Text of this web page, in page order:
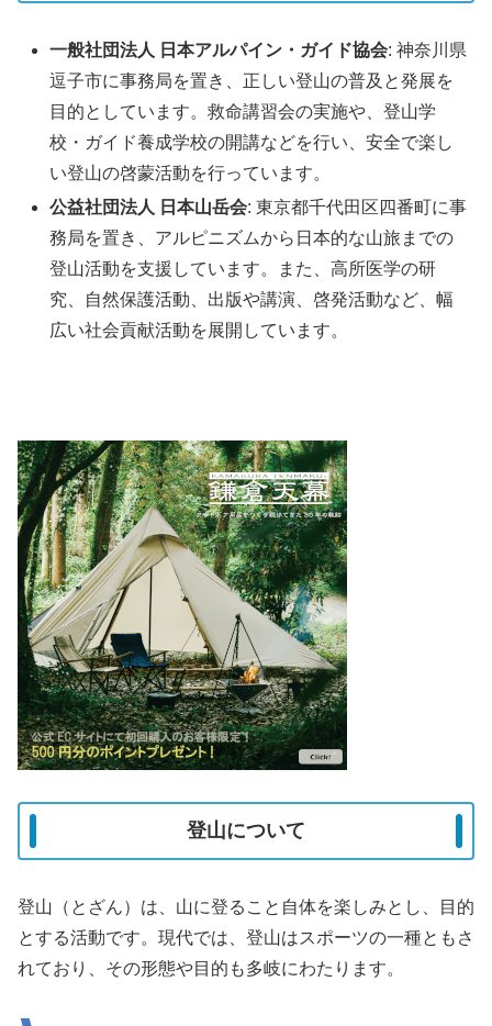
一般社団法人 日本アルパイン・ガイド協会: 神奈川県
逗子市に事務局を置き、正しい登山の普及と発展を
目的としています。救命講習会の実施や、登山学
校・ガイド養成学校の開講などを行い、安全で楽し
い登山の啓蒙活動を行っています。
公益社団法人 日本山岳会: 東京都千代田区四番町に事
務局を置き、アルピニズムから日本的な山旅までの
登山活動を支援しています。また、高所医学の研
究、自然保護活動、出版や講演、啓発活動など、幅
広い社会貢献活動を展開しています。
登山について
登山（とざん）は、山に登ること自体を楽しみとし、目的
とする活動です。現代では、登山はスポーツの一種ともさ
れており、その形態や目的も多岐にわたります。